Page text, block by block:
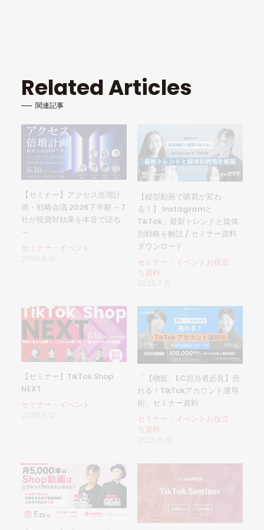
Related Articles
関連記事
【セミナー】アクセス倍増計
画・戦略会議 2026下半期 ～7
社が投資対効果を本音で語る
～
セミナー・イベント
【縦型動画で購買が変わ
る！】 Instagramと
TikTok、最新トレンドと媒体
別戦略を解説 / セミナー資料
ダウンロード
セミナー・イベントお役立
ち資料
【セミナー】TikTok Shop
NEXT
セミナー・イベント
「【物販、EC担当者必見】売
れる！TikTokアカウント運用
術」セミナー資料
セミナー・イベントお役立
ち資料